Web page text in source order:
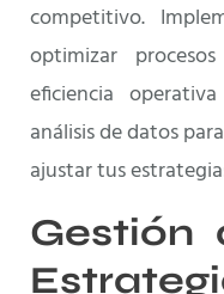
competitivo.
optimizar
eficiencia
análisis de datos
ajustar tus
Gestión